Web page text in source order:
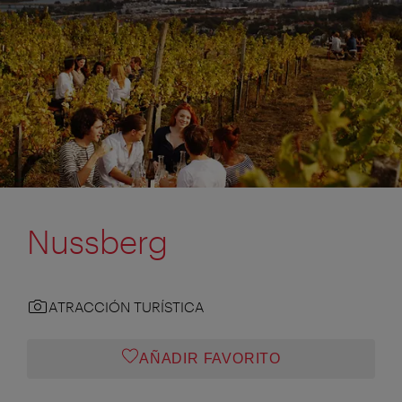
Nussberg
ATRACCIÓN TURÍSTICA
AÑADIR FAVORITO